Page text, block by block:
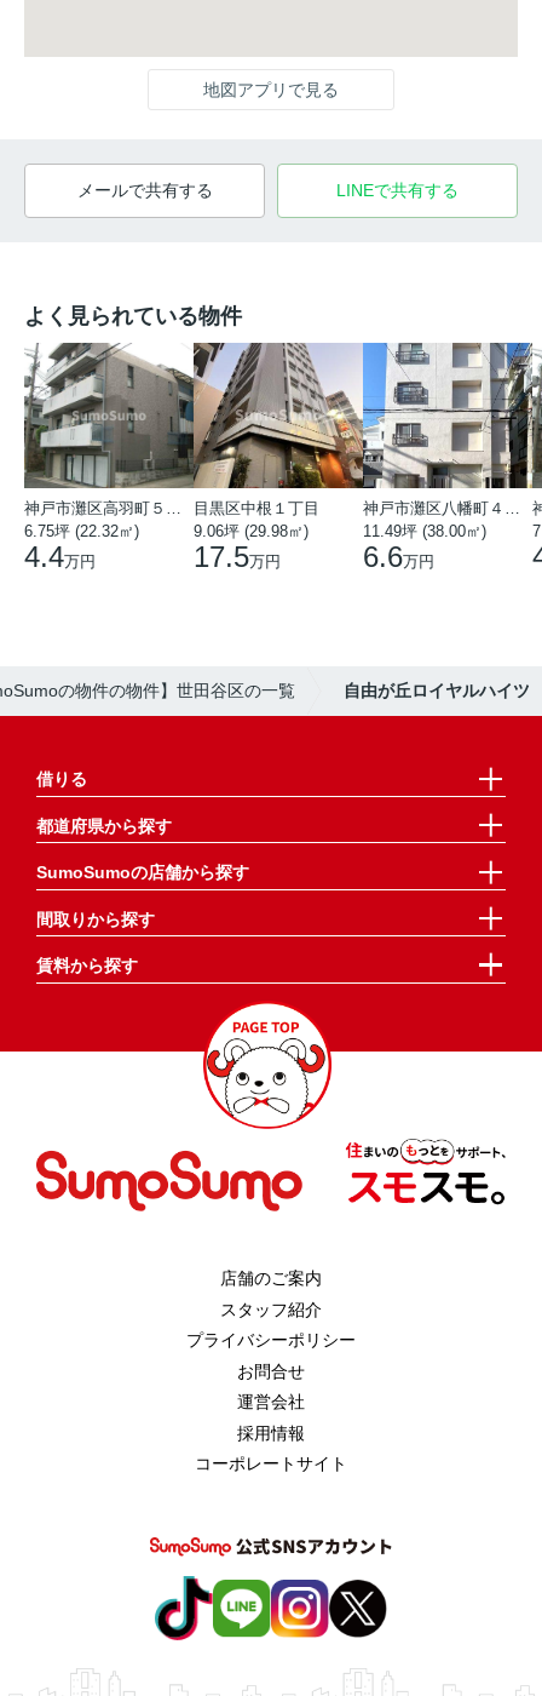
地図アプリで見る
メールで共有する LINEで共有する
よく見られている物件
6.75坪 (22.32㎡)
4.4万円
目黒区中根１丁目
9.06坪 (29.98㎡)
17.5万円
11.49坪 (38.00㎡)
6.6万円
の物件の物件】世田谷区の一覧 自由が丘ロイヤルハイツ
借りる
都道府県から探す
SumoSumoの店舗から探す
間取りから探す
賃料から探す
店舗のご案内
スタッフ紹介
プライバシーポリシー
お問合せ
運営会社
採用情報
コーポレートサイト